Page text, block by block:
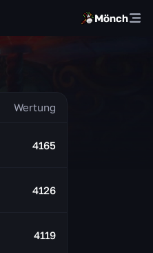
Mönch
4165
4126
4119